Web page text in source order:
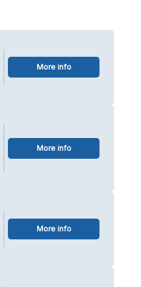
More info
More info
More info